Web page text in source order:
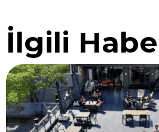
İlgili